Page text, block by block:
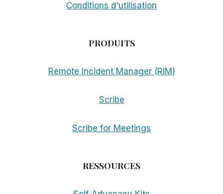
Conditions d'utilisation
PRODUITS
Remote Incident Manager (RIM)
Scribe
Scribe for Meetings
RESSOURCES